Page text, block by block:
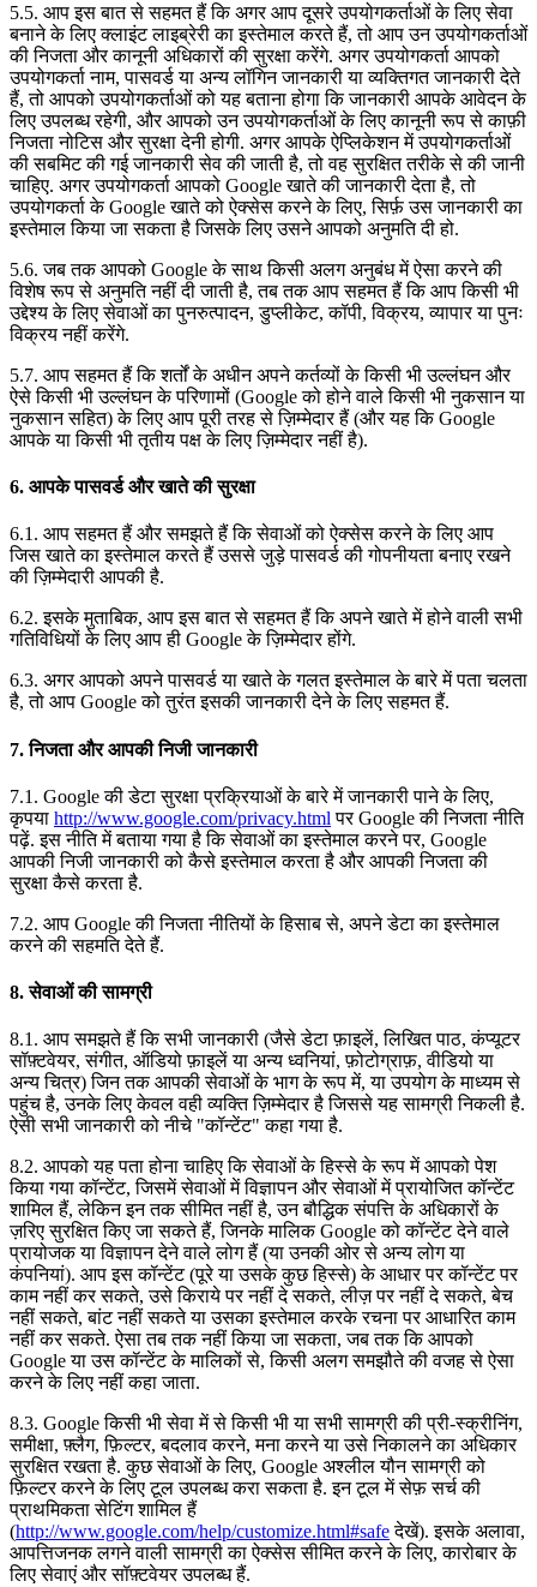
5.5. आप इस बात से सहमत हैं कि अगर आप दूसरे उपयोगकर्ताओं के लिए सेवा
बनाने के लिए क्लाइंट लाइब्रेरी का इस्तेमाल करते हैं, तो आप उन उपयोगकर्ताओं
की निजता और कानूनी अधिकारों की सुरक्षा करेंगे. अगर उपयोगकर्ता आपको
उपयोगकर्ता नाम, पासवर्ड या अन्य लॉगिन जानकारी या व्यक्तिगत जानकारी देते
हैं, तो आपको उपयोगकर्ताओं को यह बताना होगा कि जानकारी आपके आवेदन के
लिए उपलब्ध रहेगी, और आपको उन उपयोगकर्ताओं के लिए कानूनी रूप से काफ़ी
निजता नोटिस और सुरक्षा देनी होगी. अगर आपके ऐप्लिकेशन में उपयोगकर्ताओं
की सबमिट की गई जानकारी सेव की जाती है, तो वह सुरक्षित तरीके से की जानी
चाहिए. अगर उपयोगकर्ता आपको Google खाते की जानकारी देता है, तो
उपयोगकर्ता के Google खाते को ऐक्सेस करने के लिए, सिर्फ़ उस जानकारी का
इस्तेमाल किया जा सकता है जिसके लिए उसने आपको अनुमति दी हो.
5.6. जब तक आपको Google के साथ किसी अलग अनुबंध में ऐसा करने की
विशेष रूप से अनुमति नहीं दी जाती है, तब तक आप सहमत हैं कि आप किसी भी
उद्देश्य के लिए सेवाओं का पुनरुत्पादन, डुप्लीकेट, कॉपी, विक्रय, व्यापार या पुनः
विक्रय नहीं करेंगे.
5.7. आप सहमत हैं कि शर्तों के अधीन अपने कर्तव्यों के किसी भी उल्लंघन और
ऐसे किसी भी उल्लंघन के परिणामों (Google को होने वाले किसी भी नुकसान या
नुकसान सहित) के लिए आप पूरी तरह से ज़िम्मेदार हैं (और यह कि Google
आपके या किसी भी तृतीय पक्ष के लिए ज़िम्मेदार नहीं है).
6. आपके पासवर्ड और खाते की सुरक्षा
6.1. आप सहमत हैं और समझते हैं कि सेवाओं को ऐक्सेस करने के लिए आप
जिस खाते का इस्तेमाल करते हैं उससे जुड़े पासवर्ड की गोपनीयता बनाए रखने
की ज़िम्मेदारी आपकी है.
6.2. इसके मुताबिक, आप इस बात से सहमत हैं कि अपने खाते में होने वाली सभी
गतिविधियों के लिए आप ही Google के ज़िम्मेदार होंगे.
6.3. अगर आपको अपने पासवर्ड या खाते के गलत इस्तेमाल के बारे में पता चलता
है, तो आप Google को तुरंत इसकी जानकारी देने के लिए सहमत हैं.
7. निजता और आपकी निजी जानकारी
7.1. Google की डेटा सुरक्षा प्रक्रियाओं के बारे में जानकारी पाने के लिए,
कृपया http://www.google.com/privacy.html पर Google की निजता नीति
पढ़ें. इस नीति में बताया गया है कि सेवाओं का इस्तेमाल करने पर, Google
आपकी निजी जानकारी को कैसे इस्तेमाल करता है और आपकी निजता की
सुरक्षा कैसे करता है.
7.2. आप Google की निजता नीतियों के हिसाब से, अपने डेटा का इस्तेमाल
करने की सहमति देते हैं.
8. सेवाओं की सामग्री
8.1. आप समझते हैं कि सभी जानकारी (जैसे डेटा फ़ाइलें, लिखित पाठ, कंप्यूटर
सॉफ़्टवेयर, संगीत, ऑडियो फ़ाइलें या अन्य ध्वनियां, फ़ोटोग्राफ़, वीडियो या
अन्य चित्र) जिन तक आपकी सेवाओं के भाग के रूप में, या उपयोग के माध्यम से
पहुंच है, उनके लिए केवल वही व्यक्ति ज़िम्मेदार है जिससे यह सामग्री निकली है.
ऐसी सभी जानकारी को नीचे "कॉन्टेंट" कहा गया है.
8.2. आपको यह पता होना चाहिए कि सेवाओं के हिस्से के रूप में आपको पेश
किया गया कॉन्टेंट, जिसमें सेवाओं में विज्ञापन और सेवाओं में प्रायोजित कॉन्टेंट
शामिल हैं, लेकिन इन तक सीमित नहीं है, उन बौद्धिक संपत्ति के अधिकारों के
ज़रिए सुरक्षित किए जा सकते हैं, जिनके मालिक Google को कॉन्टेंट देने वाले
प्रायोजक या विज्ञापन देने वाले लोग हैं (या उनकी ओर से अन्य लोग या
कंपनियां). आप इस कॉन्टेंट (पूरे या उसके कुछ हिस्से) के आधार पर कॉन्टेंट पर
काम नहीं कर सकते, उसे किराये पर नहीं दे सकते, लीज़ पर नहीं दे सकते, बेच
नहीं सकते, बांट नहीं सकते या उसका इस्तेमाल करके रचना पर आधारित काम
नहीं कर सकते. ऐसा तब तक नहीं किया जा सकता, जब तक कि आपको
Google या उस कॉन्टेंट के मालिकों से, किसी अलग समझौते की वजह से ऐसा
करने के लिए नहीं कहा जाता.
8.3. Google किसी भी सेवा में से किसी भी या सभी सामग्री की प्री-स्क्रीनिंग,
समीक्षा, फ़्लैग, फ़िल्टर, बदलाव करने, मना करने या उसे निकालने का अधिकार
सुरक्षित रखता है. कुछ सेवाओं के लिए, Google अश्लील यौन सामग्री को
फ़िल्टर करने के लिए टूल उपलब्ध करा सकता है. इन टूल में सेफ़ सर्च की
प्राथमिकता सेटिंग शामिल हैं
(http://www.google.com/help/customize.html#safeदेखें). इसके अलावा,
आपत्तिजनक लगने वाली सामग्री का ऐक्सेस सीमित करने के लिए, कारोबार के
लिए सेवाएं और सॉफ़्टवेयर उपलब्ध हैं.